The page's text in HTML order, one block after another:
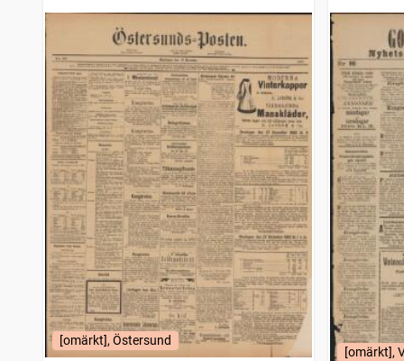
Malmö allehanda (1827)
1
träffar
Kristinehamnstidningen
träffar
Lindesposten (Göteborg : 1879)
träffar
Arbetarebladet (1869)
1
träffar
Sölvesborgsposten
1
träffar
Enköpings tidning (1880)
1
träffar
[omärkt], Östersund
[omärkt],